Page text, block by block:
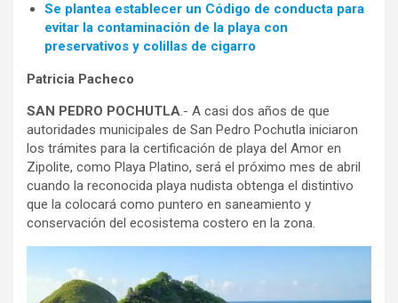
Se plantea establecer un Código de conducta para
evitar la contaminación de la playa con
preservativos y colillas de cigarro
Patricia Pacheco
SAN PEDRO POCHUTLA.- A casi dos años de que
autoridades municipales de San Pedro Pochutla iniciaron
los trámites para la certificación de playa del Amor en
Zipolite, como Playa Platino, será el próximo mes de abril
cuando la reconocida playa nudista obtenga el distintivo
que la colocará como puntero en saneamiento y
conservación del ecosistema costero en la zona.